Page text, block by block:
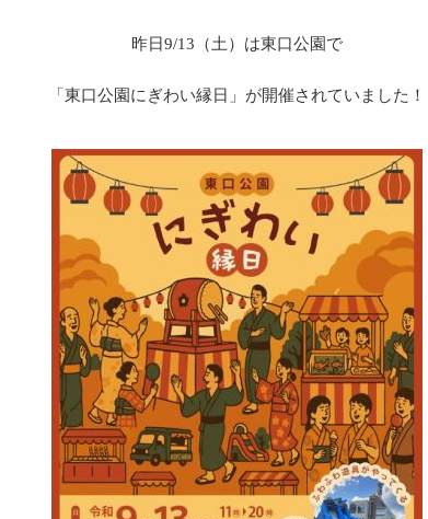
昨日9/13（土）は東口公園で
「東口公園にぎわい縁日」が開催されていました！